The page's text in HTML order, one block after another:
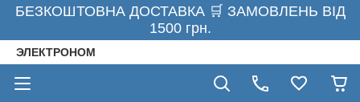
БЕЗКОШТОВНА ДОСТАВКА 🛒 ЗАМОВЛЕНЬ ВІД
1500 грн.
ЭЛЕКТРОНОМ